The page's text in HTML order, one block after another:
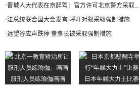
·晋城人大代表在京醉驾：官方许可北京警方采取...
·法总统联合国大会发言 呼吁对叙采取强制措施
·远望谷应声跌停 董事长被采取强制措施